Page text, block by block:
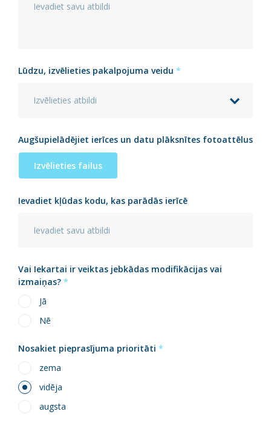
Lūdzu, izvēlieties pakalpojuma veidu *
Izvēlieties atbildi
Augšupielādējiet ierīces un datu plāksnītes fotoattēlus
Izvēlieties failus
Ievadiet kļūdas kodu, kas parādās ierīcē
Vai Iekartai ir veiktas jebkādas modifikācijas vai
izmaiņas? *
Jā
Nē
Nosakiet pieprasījuma prioritāti *
zema
vidēja
augsta